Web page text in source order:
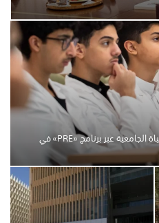
جامعة الكويت تهيّئ طلبة الثانوية للحياة الجامعية عبر برنامج «PRE» في